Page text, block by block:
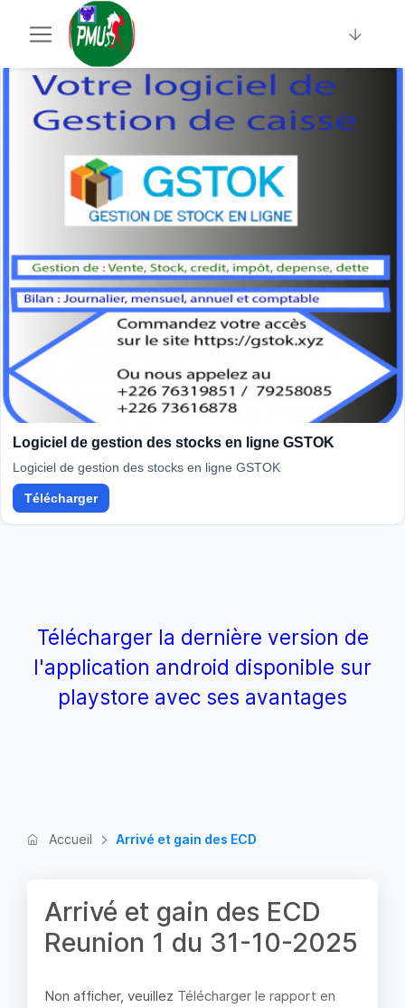
Sponsorisé · Sociallinki
Logiciel de gestion des stocks en ligne GSTOK
Logiciel de gestion des stocks en ligne GSTOK
Télécharger
Télécharger la dernière version de
l'application android disponible sur
playstore avec ses avantages
Accueil Arrivé et gain des ECD
Arrivé et gain des ECD
Reunion 1 du 31-10-2025
Non afficher, veuillez Télécharger le rapport en